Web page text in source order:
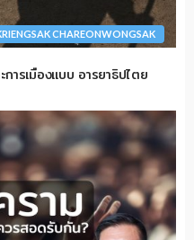
CHAREONWONGSAK
ารเมืองแบบ อารยาธิปไตย